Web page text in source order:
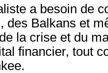
a besoin de
des Balkans et
la crise et du
financier, tout